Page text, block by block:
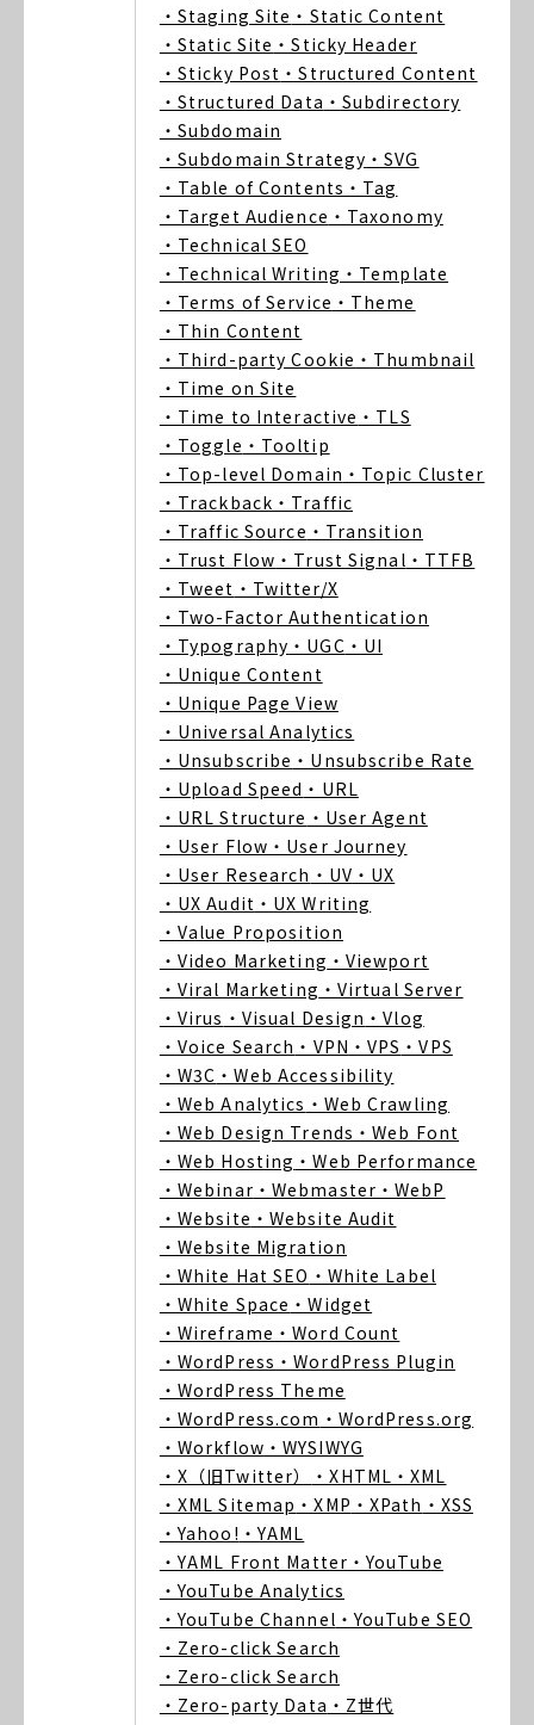
・Staging Site ・Static Content
・Static Site ・Sticky Header
・Sticky Post ・Structured Content
・Structured Data ・Subdirectory
・Subdomain
・Subdomain Strategy ・SVG
・Table of Contents ・Tag
・Target Audience ・Taxonomy
・Technical SEO
・Technical Writing ・Template
・Terms of Service ・Theme
・Thin Content
・Third-party Cookie ・Thumbnail
・Time on Site
・Time to Interactive ・TLS
・Toggle ・Tooltip
・Top-level Domain ・Topic Cluster
・Trackback ・Traffic
・Traffic Source ・Transition
・Trust Flow ・Trust Signal ・TTFB
・Tweet ・Twitter/X
・Two-Factor Authentication
・Typography ・UGC ・UI
・Unique Content
・Unique Page View
・Universal Analytics
・Unsubscribe ・Unsubscribe Rate
・Upload Speed ・URL
・URL Structure ・User Agent
・User Flow ・User Journey
・User Research ・UV ・UX
・UX Audit ・UX Writing
・Value Proposition
・Video Marketing ・Viewport
・Viral Marketing ・Virtual Server
・Virus ・Visual Design ・Vlog
・Voice Search ・VPN ・VPS ・VPS
・W3C ・Web Accessibility
・Web Analytics ・Web Crawling
・Web Design Trends ・Web Font
・Web Hosting ・Web Performance
・Webinar ・Webmaster ・WebP
・Website ・Website Audit
・Website Migration
・White Hat SEO ・White Label
・White Space ・Widget
・Wireframe ・Word Count
・WordPress ・WordPress Plugin
・WordPress Theme
・WordPress.com ・WordPress.org
・Workflow ・WYSIWYG
・X（旧Twitter）
・XHTML ・XML
・XML Sitemap ・XMP ・XPath ・XSS
・Yahoo! ・YAML
・YAML Front Matter ・YouTube
・YouTube Analytics
・YouTube Channel ・YouTube SEO
・Zero-click Search
・Zero-click Search
・Zero-party Data ・Z世代